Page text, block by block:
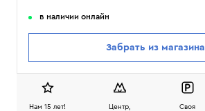
в наличии онлайн
Забрать из магазина
Нам 15 лет!
Центр,
Своя